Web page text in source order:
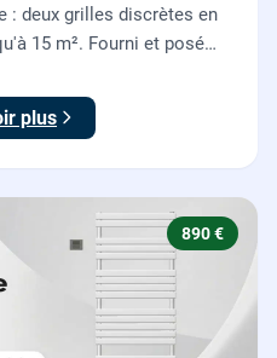
: deux grilles discrètes en
15 m². Fourni et posé
plus
890 €